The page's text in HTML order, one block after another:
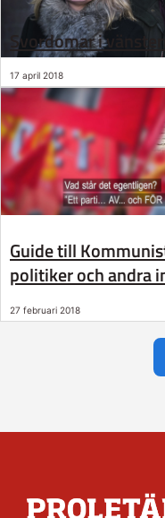
Svordomar i
17 april 2018
Guide till
politiker och andra
27 februari 2018